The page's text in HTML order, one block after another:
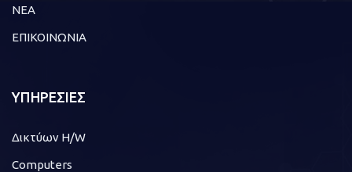
ΝΕΑ
ΕΠΙΚΟΙΝΩΝΙΑ
ΥΠΗΡΕΣΙΕΣ
Δικτύων H/W
Computers